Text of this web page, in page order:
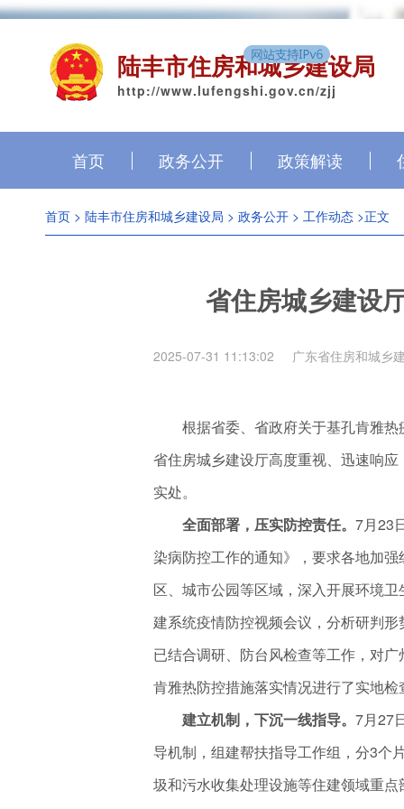
陆丰市住房和城乡建设局
http://www.lufengshi.gov.cn/zjj
首页 政务公开 政策解读
首页 > 陆丰市住房和城乡建设局 > 政务公开 > 工作动态 >正文
省住房城乡建设
2025-07-31 11:13:02 广东省住房和城乡
根据省委、省政府关于基孔肯雅热
省住房城乡建设厅高度重视、迅速响
实处。
全面部署，压实防控责任。 7月23
染病防控工作的通知》，要求各地加
区、城市公园等区域，深入开展环境
建系统疫情防控视频会议，分析研判
已结合调研、防台风检查等工作，对
肯雅热防控措施落实情况进行了实地检
建立机制，下沉一线指导。 7月27
导机制，组建帮扶指导工作组，分3个
圾和污水收集处理设施等住建领域重